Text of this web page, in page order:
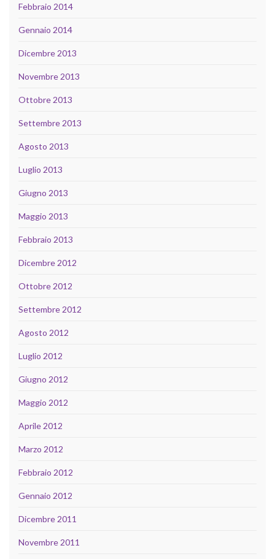
Febbraio 2014
Gennaio 2014
Dicembre 2013
Novembre 2013
Ottobre 2013
Settembre 2013
Agosto 2013
Luglio 2013
Giugno 2013
Maggio 2013
Febbraio 2013
Dicembre 2012
Ottobre 2012
Settembre 2012
Agosto 2012
Luglio 2012
Giugno 2012
Maggio 2012
Aprile 2012
Marzo 2012
Febbraio 2012
Gennaio 2012
Dicembre 2011
Novembre 2011